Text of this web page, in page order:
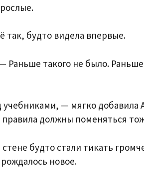
так, будто видела впервые.
такого не было.
— мягко добавила
должны поменяться
будто стали тикать
новое.